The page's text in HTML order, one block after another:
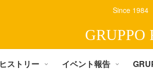
Since 1984
GRUPPO
ヒストリー イベント報告